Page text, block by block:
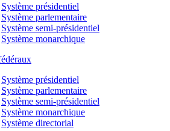
Système présidentiel
Système parlementaire
Système semi-présidentiel
Système monarchique
Système présidentiel
Système parlementaire
Système semi-présidentiel
Système monarchique
Système directorial